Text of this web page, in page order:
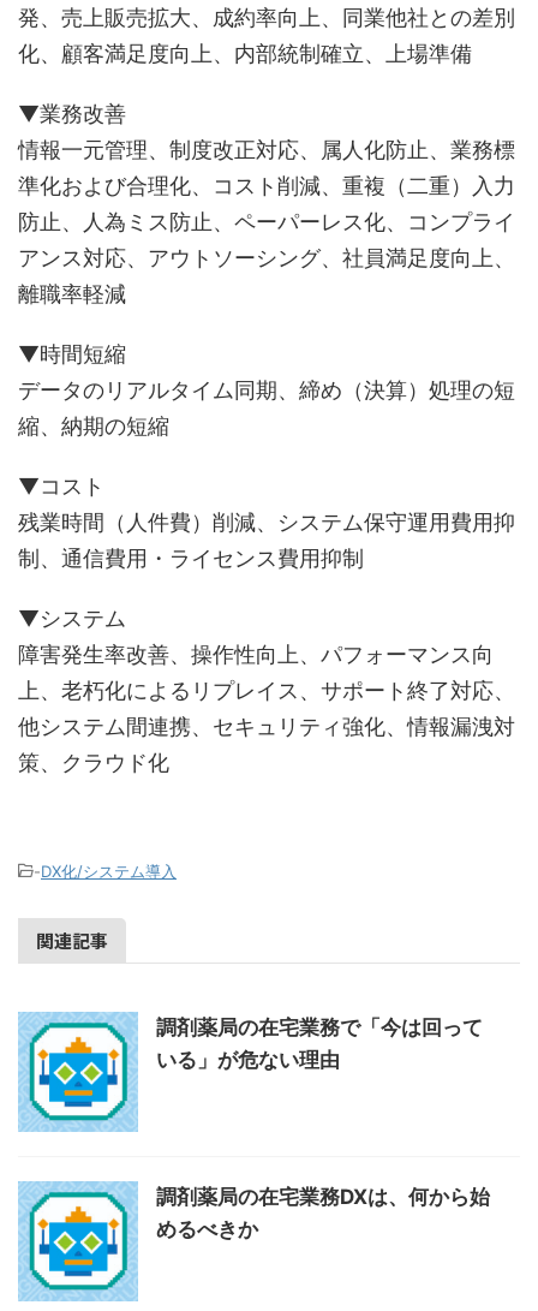
発、売上販売拡大、成約率向上、同業他社との差別
化、顧客満足度向上、内部統制確立、上場準備
▼業務改善
情報一元管理、制度改正対応、属人化防止、業務標
準化および合理化、コスト削減、重複（二重）入力
防止、人為ミス防止、ペーパーレス化、コンプライ
アンス対応、アウトソーシング、社員満足度向上、
離職率軽減
▼時間短縮
データのリアルタイム同期、締め（決算）処理の短
縮、納期の短縮
▼コスト
残業時間（人件費）削減、システム保守運用費用抑
制、通信費用・ライセンス費用抑制
▼システム
障害発生率改善、操作性向上、パフォーマンス向
上、老朽化によるリプレイス、サポート終了対応、
他システム間連携、セキュリティ強化、情報漏洩対
策、クラウド化
-DX化/システム導入
関連記事
調剤薬局の在宅業務で「今は回って
いる」が危ない理由
調剤薬局の在宅業務DXは、何から始
めるべきか